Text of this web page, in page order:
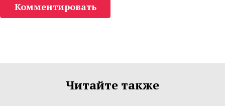
Комментировать
Читайте также